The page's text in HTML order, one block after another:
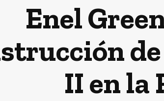
Enel
II en la